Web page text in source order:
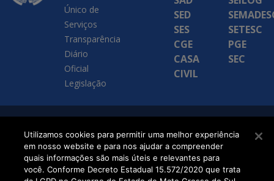
Único de
Serviços
Transparência
Diário
Oficial
Legislação
SED
SES
CGE
CASA
CIVIL
SETESC
PGE
SEC
SETDIG | Secretaria-
Executiva de
Transformação Digital
Utilizamos cookies para permitir uma melhor experiência
em nosso website e para nos ajudar a compreender
quais informações são mais úteis e relevantes para
você. Conforme Decreto Estadual 15.572/2020 que trata